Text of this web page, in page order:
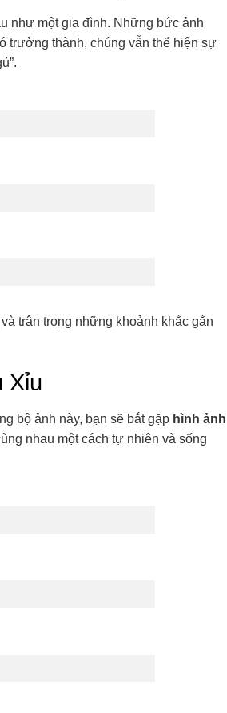
như một gia đình. Những bức ảnh
trưởng thành, chúng vẫn thể hiện sự
trân trọng những khoảnh khắc gắn
Xỉu
bộ ảnh này, bạn sẽ bắt gặp hình ảnh
nhau một cách tự nhiên và sống